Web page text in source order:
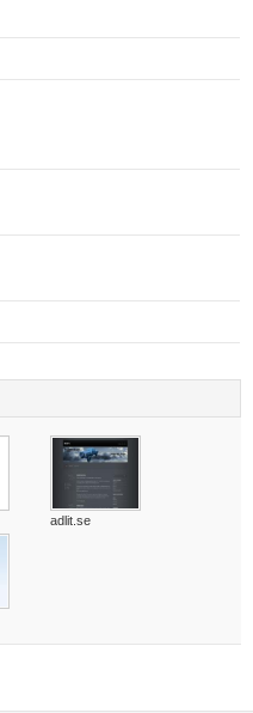
adlit.se